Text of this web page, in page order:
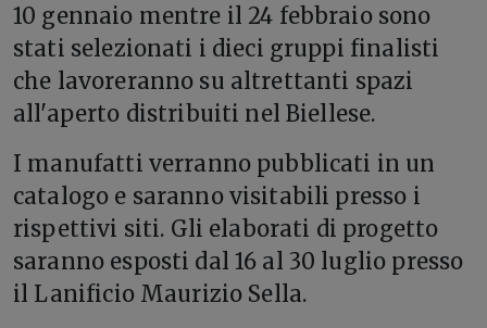
10 gennaio mentre il 24 febbraio sono
stati selezionati i dieci gruppi finalisti
che lavoreranno su altrettanti spazi
all'aperto distribuiti nel Biellese.
I manufatti verranno pubblicati in un
catalogo e saranno visitabili presso i
rispettivi siti. Gli elaborati di progetto
saranno esposti dal 16 al 30 luglio presso
il Lanificio Maurizio Sella.